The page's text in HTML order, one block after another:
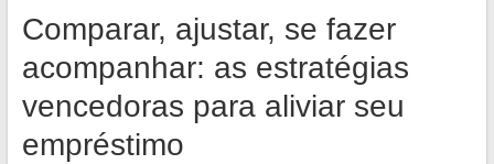
Comparar, ajustar, se fazer
acompanhar: as estratégias
vencedoras para aliviar seu
empréstimo